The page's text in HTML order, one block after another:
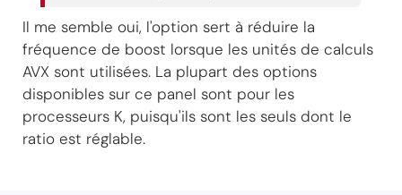
Il me semble oui, l'option sert à réduire la
fréquence de boost lorsque les unités de calculs
AVX sont utilisées. La plupart des options
disponibles sur ce panel sont pour les
processeurs K, puisqu'ils sont les seuls dont le
ratio est réglable.